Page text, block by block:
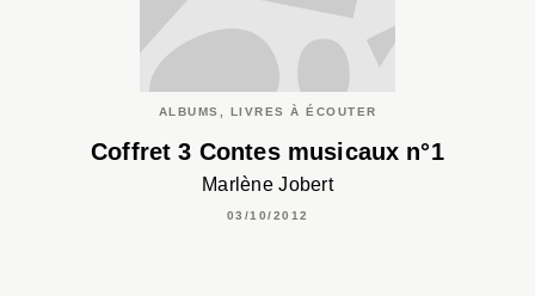
ALBUMS, LIVRES À ÉCOUTER
Coffret 3 Contes musicaux n°1
Marlène Jobert
03/10/2012